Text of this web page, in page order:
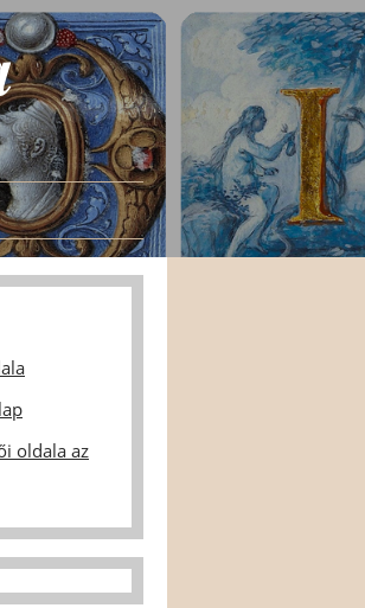
oldala az